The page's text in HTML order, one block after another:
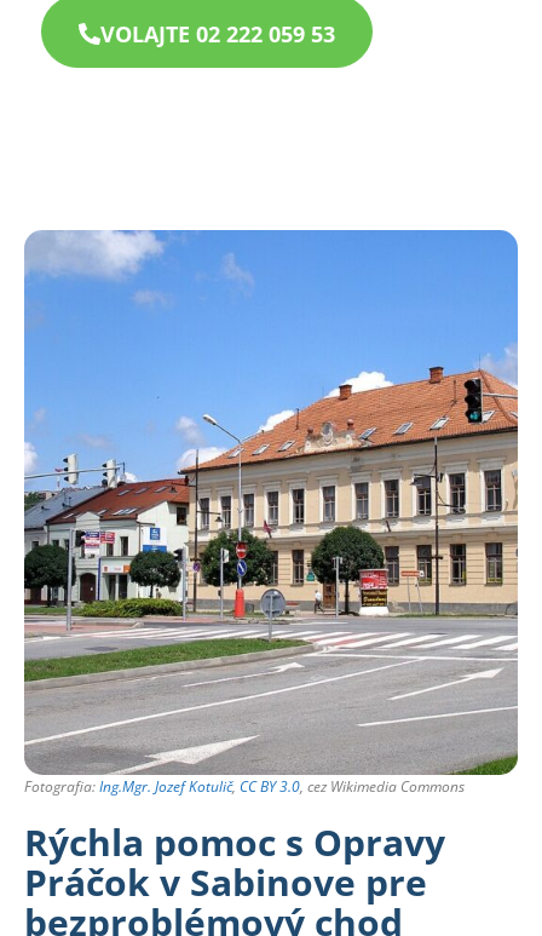
VOLAJTE 02 222 059 53
Fotografia:Ing.Mgr. Jozef Kotulič, CC BY 3.0, cez Wikimedia Commons
Rýchla pomoc s Opravy
Práčok v Sabinove pre
bezproblémový chod